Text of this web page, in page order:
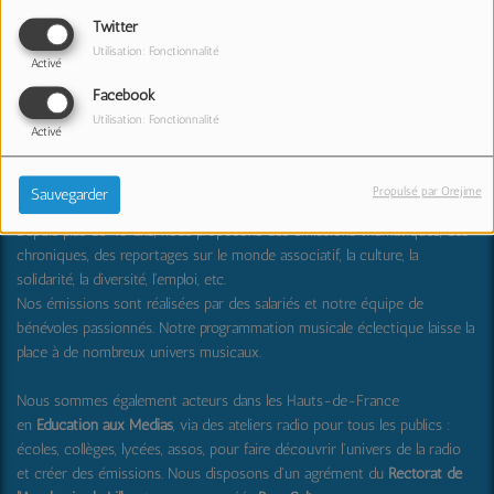
Twitter
Activé
Utilisation: Fonctionnalité
Facebook
Activé
Utilisation: Fonctionnalité
Sauvegarder Propulsé par Orejime
RPL Radioest une radio locale associative créée en 1982 dans la
métropole lilloise, disponible en FM (99.0) , et
Depuis plus de 40 ans, nous proposons des émissions thématiques, des
chroniques, des reportages sur le monde associatif, la culture, la
solidarité, la diversité, l'emploi, etc.
Nos émissions sont réalisées par des salariés et notre équipe de
bénévoles passionnés. Notre programmation musicale éclectique laisse la
place à de nombreux univers musicaux.
Nous sommes également acteurs dans les Hauts-de-France
en Education aux Médias, via des ateliers radio pour tous les publics :
écoles, collèges, lycées, assos, pour faire découvrir l'univers de la radio
et créer des émissions. Nous disposons d'un agrément du Rectorat de